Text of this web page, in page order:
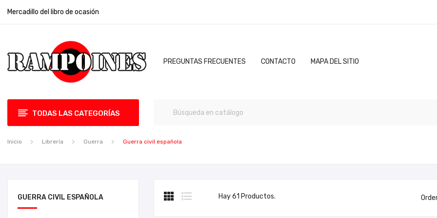
Mercadillo del libro de ocasión
PREGUNTAS FRECUENTES CONTACTO MAPA DEL SITIO
TODAS LAS CATEGORÍAS
Inicio Librería Guerra Guerra civil española
GUERRA CIVIL ESPAÑOLA Hay 61 Productos.